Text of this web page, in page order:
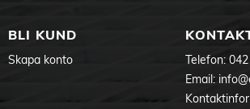
BLI KUND
Skapa konto Telefon:
Email: